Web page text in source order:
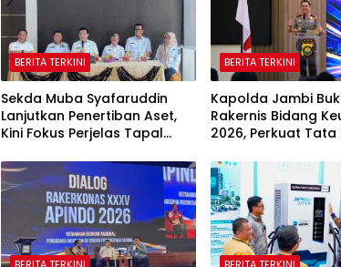
BERITA TERKINI
Sekda Muba Syafaruddin
Lanjutkan Penertiban Aset,
Kini Fokus Perjelas Tapal
Wetan
BERITA TERKINI
Kapolda Jambi
Rakernis Bidang
2026, Perkuat Tata
dan Akuntabel